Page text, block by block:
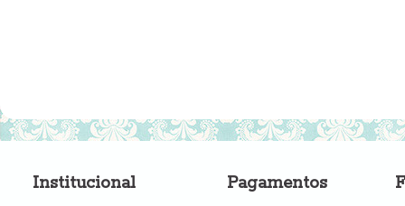
Institucional Pagamentos